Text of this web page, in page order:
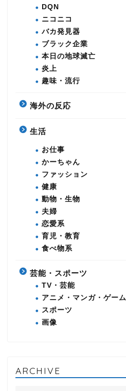
DQN
ニコニコ
バカ発見器
ブラック企業
本日の地球滅亡
炎上
趣味・流行
海外の反応
生活
お仕事
かーちゃん
ファッション
健康
動物・生物
夫婦
恋愛系
育児・教育
食べ物系
芸能・スポーツ
TV・芸能
アニメ・マンガ・ゲーム
スポーツ
画像
ARCHIVE